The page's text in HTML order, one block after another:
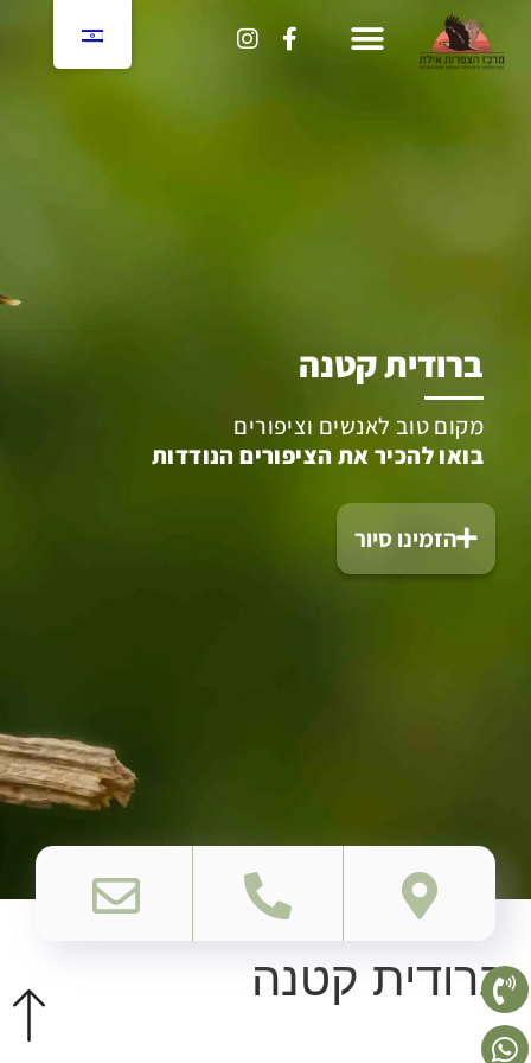
ברודית קטנה
מקום טוב לאנשים וציפורים
בואו להכיר את הציפורים הנודדות
הזמינו סיור
ברודית קטנה